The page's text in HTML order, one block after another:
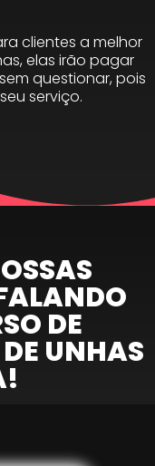
clientes a melhor
elas irão pagar
questionar, pois
serviço.
DE
UNHAS